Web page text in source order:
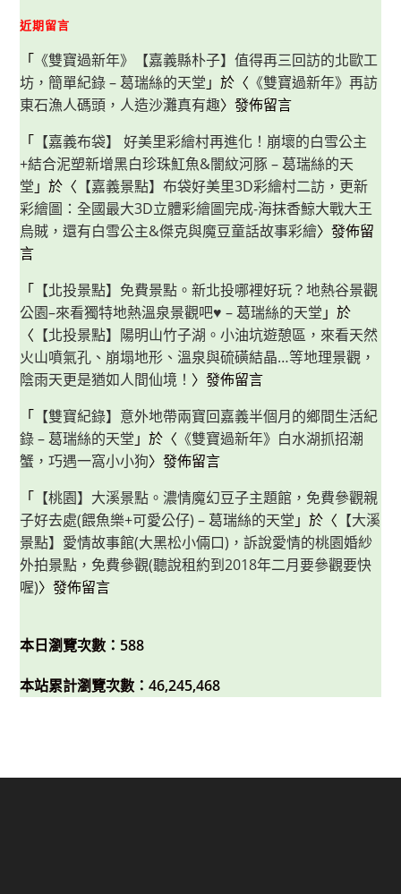
甜
品
小
菜
近期留言
「 《雙寶過新年》【嘉義縣朴子】值得再三回訪的北歐工
坊，簡單紀錄 – 葛瑞絲的天堂 」於〈 《雙寶過新年》再訪
東石漁人碼頭，人造沙灘真有趣〉發佈留言
「 【嘉義布袋】 好美里彩繪村再進化！崩壞的白雪公主
+結合泥塑新增黑白珍珠魟魚&闇紋河豚 – 葛瑞絲的天
堂 」於〈 【嘉義景點】布袋好美里3D彩繪村二訪，更新
彩繪圖：全國最大3D立體彩繪圖完成-海抹香鯨大戰大王
烏賊，還有白雪公主&傑克與魔豆童話故事彩繪〉發佈留
言
「 【北投景點】免費景點。新北投哪裡好玩？地熱谷景觀
公園–來看獨特地熱溫泉景觀吧♥ – 葛瑞絲的天堂 」於
〈 【北投景點】陽明山竹子湖。小油坑遊憩區，來看天然
火山噴氣孔、崩塌地形、溫泉與硫磺結晶…等地理景觀，
陰雨天更是猶如人間仙境！ 〉發佈留言
「 【雙寶紀錄】意外地帶兩寶回嘉義半個月的鄉間生活紀
錄 – 葛瑞絲的天堂 」於〈 《雙寶過新年》白水湖抓招潮
蟹，巧遇一窩小小狗〉發佈留言
「 【桃園】大溪景點。濃情魔幻豆子主題館，免費參觀親
子好去處(餵魚樂+可愛公仔) – 葛瑞絲的天堂 」於〈 【大溪
景點】愛情故事館(大黑松小倆口)，訴說愛情的桃園婚紗
外拍景點，免費參觀(聽說租約到2018年二月要參觀要快
喔)〉發佈留言
本日瀏覽次數：588
本站累計瀏覽次數：46,245,468